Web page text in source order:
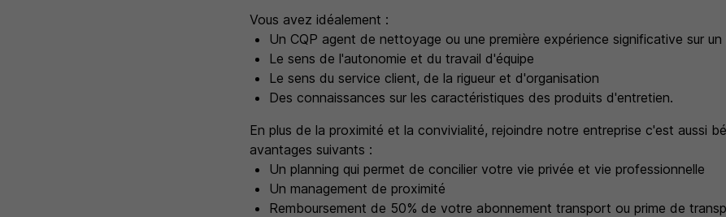
Vous avez idéalement :
Un CQP agent de nettoyage ou une première expérience significative sur un
Le sens de l'autonomie et du travail d'équipe
Le sens du service client, de la rigueur et d'organisation
Des connaissances sur les caractéristiques des produits d'entretien.
En plus de la proximité et la convivialité, rejoindre notre entreprise c'est aussi
avantages suivants :
Un planning qui permet de concilier votre vie privée et vie professionnelle
Un management de proximité
Remboursement de 50% de votre abonnement transport ou prime de